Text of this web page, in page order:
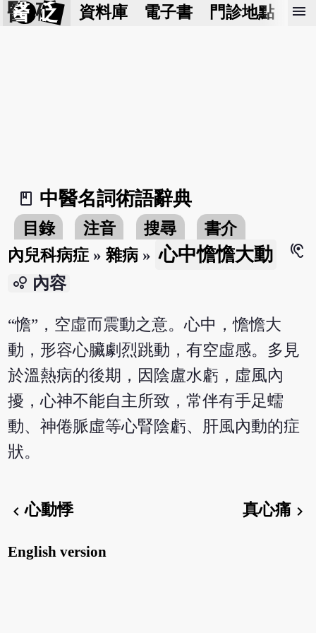
醫 砭 資料庫 電子書 門診地點 預
menu
book_2
中醫名詞術語辭典
目錄 注音 搜尋
書介
內兒科病症 »雜病 » 心中憺憺大動
hearing
bubble_chart 內容
“憺”，空虛而震動之意。心中，憺憺大
動，形容心臟劇烈跳動，有空虛感。多見
於溫熱病的後期，因陰盧水虧，虛風內
擾，心神不能自主所致，常伴有手足蠕
動、神倦脈虛等心腎陰虧、肝風內動的症
狀。
chevron_left心動悸 真心痛 chevron_right
English version